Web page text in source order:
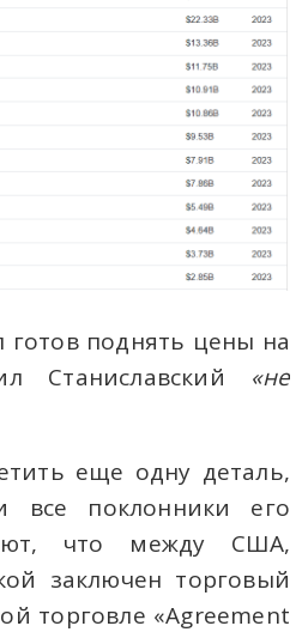
готов поднять цены на
Станиславский «не
еще одну деталь,
все поклонники его
что между США,
заключен торговый
торговле «Agreement